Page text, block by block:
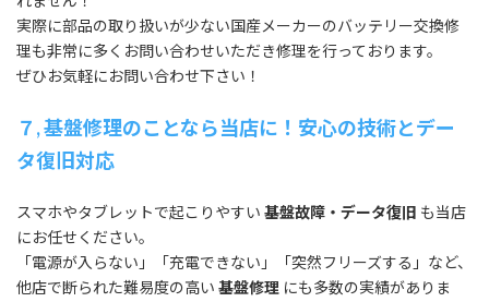
実際に部品の取り扱いが少ない国産メーカーのバッテリー交換修
理も非常に多くお問い合わせいただき修理を行っております。
ぜひお気軽にお問い合わせ下さい！
７, 基盤修理のことなら当店に！安心の技術とデー
タ復旧対応
スマホやタブレットで起こりやすい 基盤故障・データ復旧 も当店
にお任せください。
「電源が入らない」「充電できない」「突然フリーズする」など、
他店で断られた難易度の高い 基盤修理 にも多数の実績がありま